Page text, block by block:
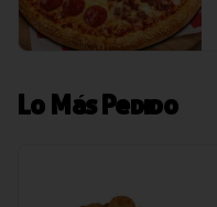
Lo Más Pedido